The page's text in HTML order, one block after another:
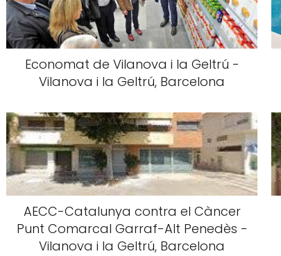
Economat de Vilanova i la Geltrú -
Vilanova i la Geltrú, Barcelona
AECC-Catalunya contra el Càncer
Punt Comarcal Garraf-Alt Penedès -
Vilanova i la Geltrú, Barcelona